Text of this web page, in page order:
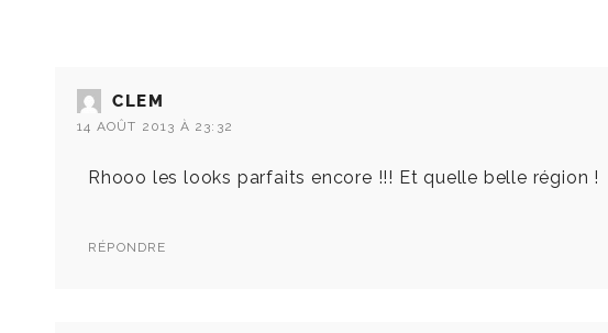
CLEM
14 AOÛT 2013 À 23:32
Rhooo les looks parfaits encore !!! Et quelle belle région !
RÉPONDRE